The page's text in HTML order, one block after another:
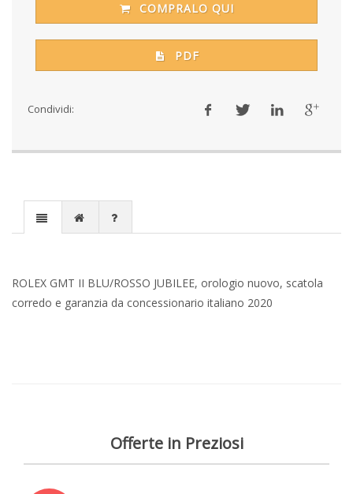
COMPRALO QUI
PDF
Condividi:
ROLEX GMT II BLU/ROSSO JUBILEE, orologio nuovo, scatola
corredo e garanzia da concessionario italiano 2020
Offerte in Preziosi